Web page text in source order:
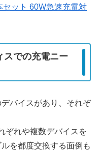
セット 60W急速充電対
スでの充電ニー
バイスがあり、それぞ
ぞれや複数デバイスを
を都度交換する面倒も